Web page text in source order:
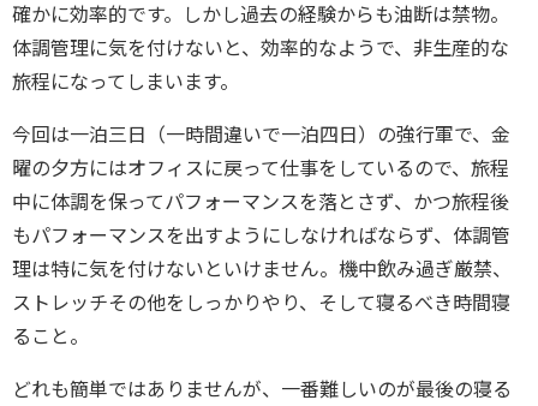
確かに効率的です。しかし過去の経験からも油断は禁物。
体調管理に気を付けないと、効率的なようで、非生産的な
旅程になってしまいます。
今回は一泊三日（一時間違いで一泊四日）の強行軍で、金
曜の夕方にはオフィスに戻って仕事をしているので、旅程
中に体調を保ってパフォーマンスを落とさず、かつ旅程後
もパフォーマンスを出すようにしなければならず、体調管
理は特に気を付けないといけません。機中飲み過ぎ厳禁、
ストレッチその他をしっかりやり、そして寝るべき時間寝
ること。
どれも簡単ではありませんが、一番難しいのが最後の寝る